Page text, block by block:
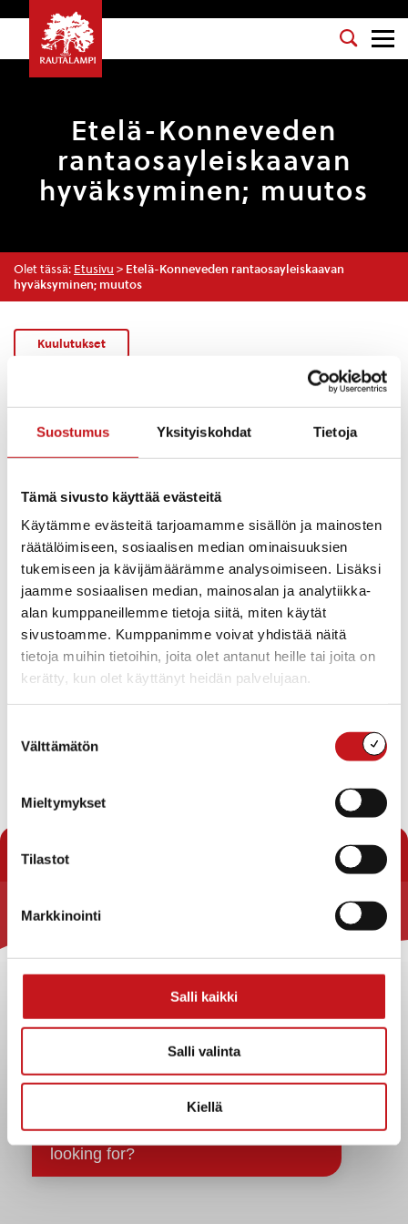
Suostumus Yksityiskohdat Tietoja
Tämä sivusto käyttää evästeitä
Käytämme evästeitä tarjoamamme sisällön ja mainosten
räätälöimiseen, sosiaalisen median ominaisuuksien
tukemiseen ja kävijämäärämme analysoimiseen. Lisäksi
jaamme sosiaalisen median, mainosalan ja analytiikka-
alan kumppaneillemme tietoja siitä, miten käytät
sivustoamme. Kumppanimme voivat yhdistää näitä
tietoja muihin tietoihin, joita olet antanut heille tai joita on
kerätty, kun olet käyttänyt heidän palvelujaan.
valinta
Välttämätön
Mieltymykset
Tilastot
Markkinointi
Salli kaikki
Salli valinta
Kiellä
Etelä-Konneveden
rantaosayleiskaavan
hyväksyminen; muutos
Olet tässä: Etusivu > Etelä-Konneveden rantaosayleiskaavan
hyväksyminen; muutos
Kuulutukset
Rautalammin kunnanvaltuusto on kokouksessaan
30.5.2017 §:n 37 kohdalla hyväksynyt Etelä-Konneveden
valtuustossa 26.9.2017 aiemman virheellisen kirjauksen
hyväksynyt Etelä-Konneveden rantaosayleiskaavan
lukuunottamatta tiloja Pajaviita RN:o1:132 ja Lehmiranta
RN:o 1:158.
Kunnanvaltuuston päätös ja hyväksytyt kaava-asiakirjat
ovat nähtävillä 2.10. – 7.11.2017 välisen ajan Rautalammin
kunnanviraston yhteispalvelupisteessä sekä kunnan
internetsivuilla www.rautalampi.fi/kaavat.
Yhteystiedot
Strategiat, ohjelmat, ohjeet, suunnitelmat, säännöt ja
sopimukset
Asiakirjajulkisuuskuvaus
Evästeet
Tietosuoja
Tietosuojaselosteet